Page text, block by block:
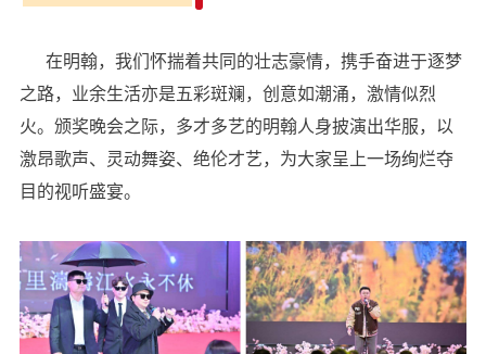
在明翰，我们怀揣着共同的壮志豪情，携手奋进于逐梦
之路，业余生活亦是五彩斑斓，创意如潮涌，激情似烈
火。颁奖晚会之际，多才多艺的明翰人身披演出华服，以
激昂歌声、灵动舞姿、绝伦才艺，为大家呈上一场绚烂夺
目的视听盛宴。